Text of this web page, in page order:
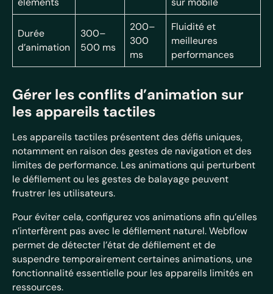
Durée
d’animation
300–
500 ms
200–
300
ms
Fluidité et
meilleures
performances
Gérer les conflits d’animation sur
les appareils tactiles
Les appareils tactiles présentent des défis uniques,
notamment en raison des gestes de navigation et des
limites de performance. Les animations qui perturbent
le défilement ou les gestes de balayage peuvent
frustrer les utilisateurs.
Pour éviter cela, configurez vos animations afin qu’elles
n’interfèrent pas avec le défilement naturel. Webflow
permet de détecter l’état de défilement et de
suspendre temporairement certaines animations, une
fonctionnalité essentielle pour les appareils limités en
ressources.